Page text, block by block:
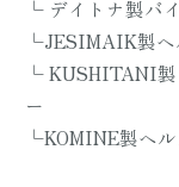
└ デイトナ製バ
└JESIMAIK製
└ KUSHITANI
ー
└KOMINE製ヘ